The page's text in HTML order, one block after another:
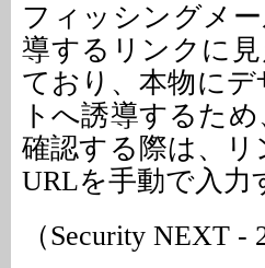
フィッシングメ
導するリンクに
ており、本物に
トへ誘導するた
確認する際は、
URLを手動で入
（Security NEXT -